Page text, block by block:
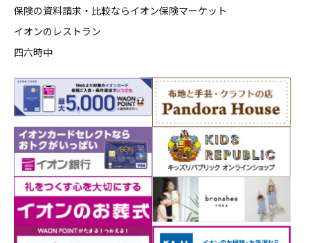
保険の資料請求・比較ならイオン保険マーケット
イオンのレストラン
四六時中